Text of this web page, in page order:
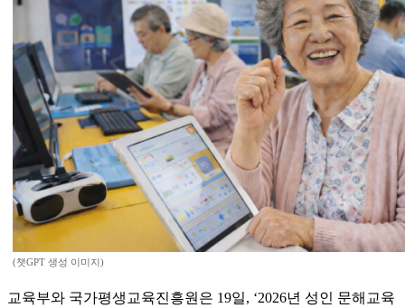
(챗GPT 생성 이미지)
교육부와 국가평생교육진흥원은 19일, ‘2026년 성인 문해교육